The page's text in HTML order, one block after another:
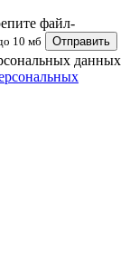
файл-
10 мб Отправить
данных